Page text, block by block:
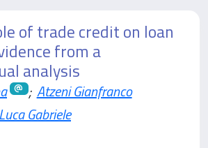
of trade credit on loan
from a
analysis
; Atzeni Gianfranco
Gabriele